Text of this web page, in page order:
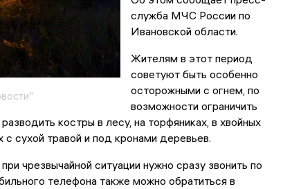
служба МЧС России по
Ивановской области.
Жителям в этот период
советуют быть особенно
осторожными с огнем, по
возможности ограничить
костры в лесу, на торфяниках, в хвойных
с сухой травой и под кронами деревьев.
чрезвычайной ситуации нужно сразу звонить по
телефона также можно обратиться в